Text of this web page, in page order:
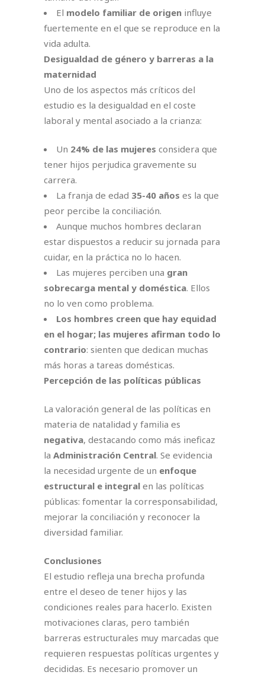
El modelo familiar de origen influye
fuertemente en el que se reproduce en la
vida adulta.
Desigualdad de género y barreras a la
maternidad
Uno de los aspectos más críticos del
estudio es la desigualdad en el coste
laboral y mental asociado a la crianza:
Un 24% de las mujeres considera que
tener hijos perjudica gravemente su
carrera.
La franja de edad 35-40 años es la que
peor percibe la conciliación.
Aunque muchos hombres declaran
estar dispuestos a reducir su jornada para
cuidar, en la práctica no lo hacen.
Las mujeres perciben una gran
sobrecarga mental y doméstica. Ellos
no lo ven como problema.
Los hombres creen que hay equidad
en el hogar; las mujeres afirman todo lo
contrario: sienten que dedican muchas
más horas a tareas domésticas.
Percepción de las políticas públicas
La valoración general de las políticas en
materia de natalidad y familia es
negativa, destacando como más ineficaz
la Administración Central. Se evidencia
la necesidad urgente de un enfoque
estructural e integral en las políticas
públicas: fomentar la corresponsabilidad,
mejorar la conciliación y reconocer la
diversidad familiar.
Conclusiones
El estudio refleja una brecha profunda
entre el deseo de tener hijos y las
condiciones reales para hacerlo. Existen
motivaciones claras, pero también
barreras estructurales muy marcadas que
requieren respuestas políticas urgentes y
decididas. Es necesario promover un